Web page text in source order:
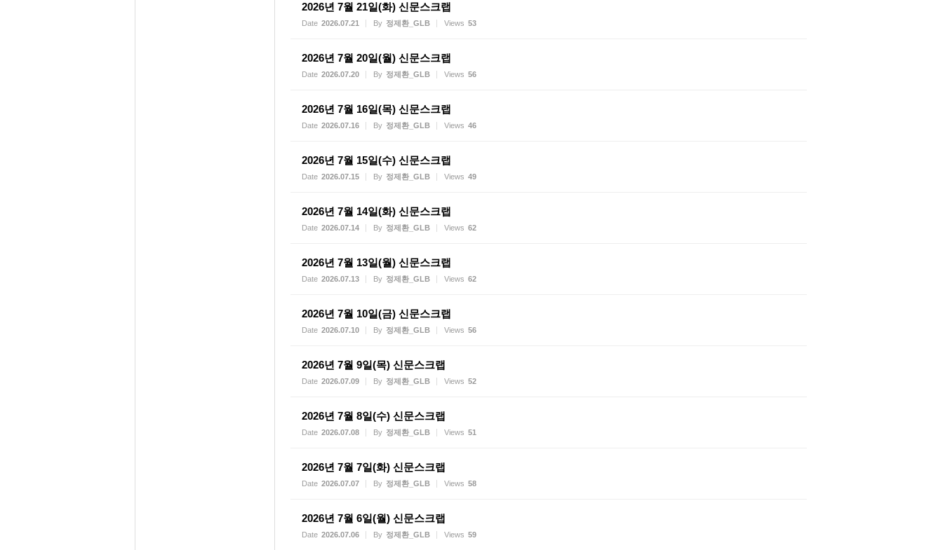
2026년 7월 21일(화) 신문스크랩
Date 2026.07.21 By 정제환_GLB Views 53
2026년 7월 20일(월) 신문스크랩
Date 2026.07.20 By 정제환_GLB Views 56
2026년 7월 16일(목) 신문스크랩
Date 2026.07.16 By 정제환_GLB Views 46
2026년 7월 15일(수) 신문스크랩
Date 2026.07.15 By 정제환_GLB Views 49
2026년 7월 14일(화) 신문스크랩
Date 2026.07.14 By 정제환_GLB Views 62
2026년 7월 13일(월) 신문스크랩
Date 2026.07.13 By 정제환_GLB Views 62
2026년 7월 10일(금) 신문스크랩
Date 2026.07.10 By 정제환_GLB Views 56
2026년 7월 9일(목) 신문스크랩
Date 2026.07.09 By 정제환_GLB Views 52
2026년 7월 8일(수) 신문스크랩
Date 2026.07.08 By 정제환_GLB Views 51
2026년 7월 7일(화) 신문스크랩
Date 2026.07.07 By 정제환_GLB Views 58
2026년 7월 6일(월) 신문스크랩
Date 2026.07.06 By 정제환_GLB Views 59